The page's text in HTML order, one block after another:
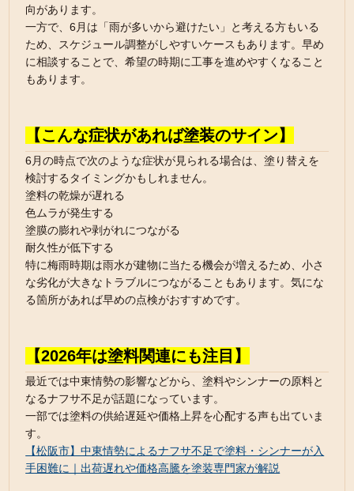
向があります。
一方で、6月は「雨が多いから避けたい」と考える方もいる
ため、スケジュール調整がしやすいケースもあります。早め
に相談することで、希望の時期に工事を進めやすくなること
もあります。
【こんな症状があれば塗装のサイン】
6月の時点で次のような症状が見られる場合は、塗り替えを
検討するタイミングかもしれません。
塗料の乾燥が遅れる
色ムラが発生する
塗膜の膨れや剥がれにつながる
耐久性が低下する
特に梅雨時期は雨水が建物に当たる機会が増えるため、小さ
な劣化が大きなトラブルにつながることもあります。気にな
る箇所があれば早めの点検がおすすめです。
【2026年は塗料関連にも注目】
最近では中東情勢の影響などから、塗料やシンナーの原料と
なるナフサ不足が話題になっています。
一部では塗料の供給遅延や価格上昇を心配する声も出ていま
す。
【松阪市】中東情勢によるナフサ不足で塗料・シンナーが入
手困難に｜出荷遅れや価格高騰を塗装専門家が解説